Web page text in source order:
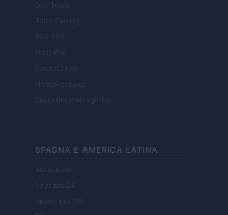
Day Travel
Tutto Gaming
ESG 365
Food Wiki
FuturoDonna
HomeMagazine
SecondHomeMagazine
SPAGNA E AMERICA LATINA
Actualidad
Finanzas 24
Investindo 365